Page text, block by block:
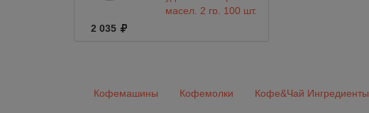
масел, 2 гр. 100 шт.
2 035
Кофемашины Кофемолки Кофе&Чай Ингредиенты